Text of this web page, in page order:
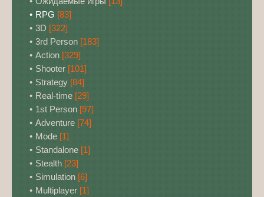
RPG [83]
3D [322]
3rd Person [183]
Action [329]
Shooter [101]
Strategy [84]
Real-time [29]
1st Person [97]
Adventure [74]
Mode [1]
Standalone [1]
Stealth [23]
Simulation [6]
Multiplayer [1]